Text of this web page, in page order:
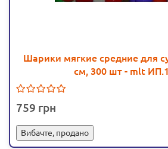
Шарики мягкие средние для
см, 300 шт - mlt
759
Вибачте, продано